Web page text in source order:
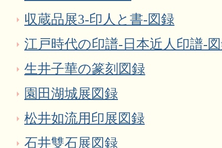
収蔵品展3‐印人と書‐図録
江戸時代の印譜-日本近人印譜-
生井子華の篆刻図録
園田湖城展図録
松井如流用印展図録
石井雙石展図録